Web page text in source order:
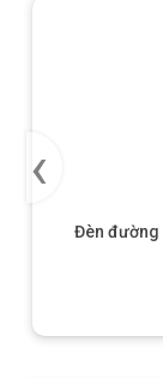
Đèn đường
‹